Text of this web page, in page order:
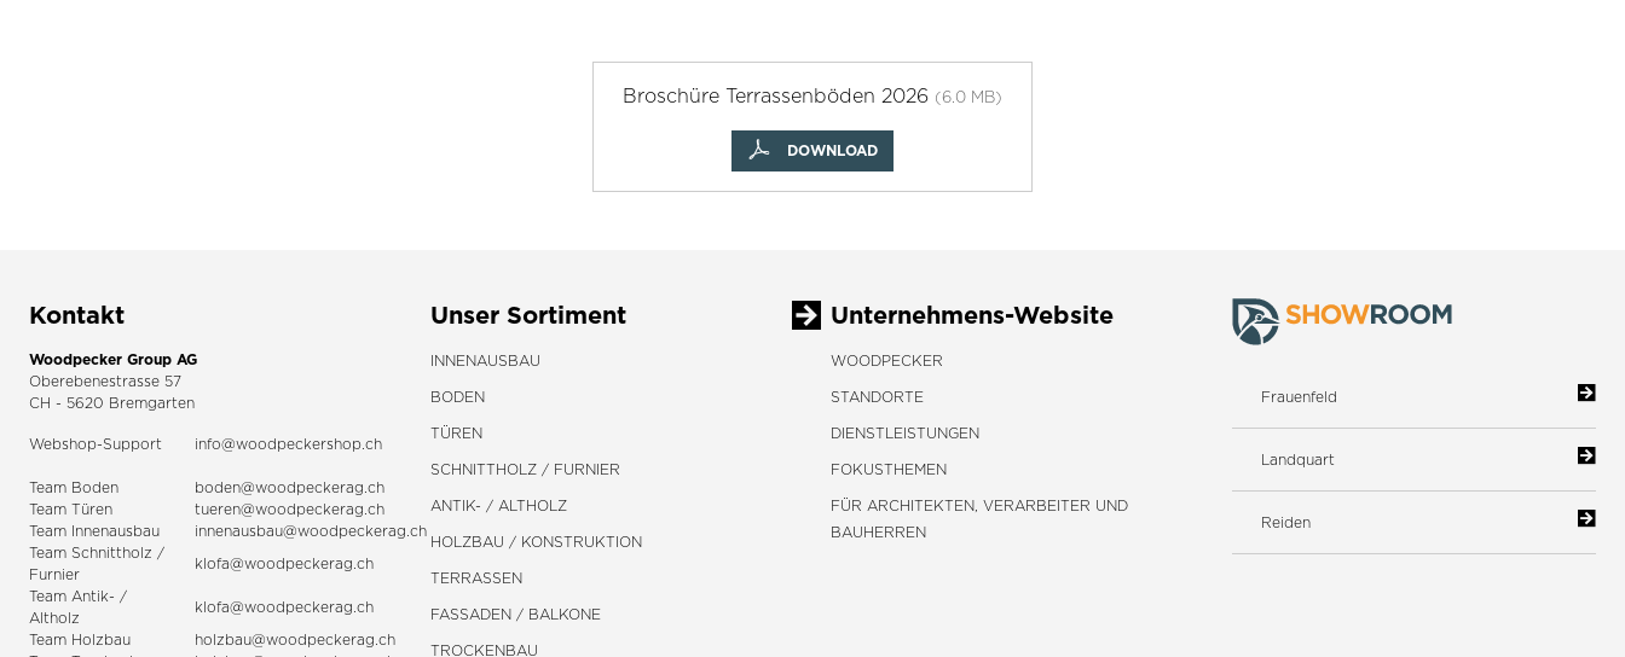
Broschüre Terrassenböden 2026 (6.0 MB)
DOWNLOAD
Kontakt
Woodpecker Group AG
Oberebenestrasse 57
CH - 5620 Bremgarten
Webshop-Support info@woodpeckershop.ch
Team Boden
boden@woodpeckerag.ch
Team Türen
tueren@woodpeckerag.ch
Team Innenausbau
innenausbau@woodpeckerag.ch
Team Schnittholz /
Furnier
klofa@woodpeckerag.ch
Team Antik- /
Altholz
klofa@woodpeckerag.ch
Team Holzbau
holzbau@woodpeckerag.ch
Unser Sortiment
INNENAUSBAU
BODEN
TÜREN
SCHNITTHOLZ / FURNIER
ANTIK- / ALTHOLZ
HOLZBAU / KONSTRUKTION
TERRASSEN
FASSADEN / BALKONE
TROCKENBAU
Unternehmens-Website
WOODPECKER
STANDORTE
DIENSTLEISTUNGEN
FOKUSTHEMEN
FÜR ARCHITEKTEN, VERARBEITER UND
BAUHERREN
Frauenfeld
Landquart
Reiden